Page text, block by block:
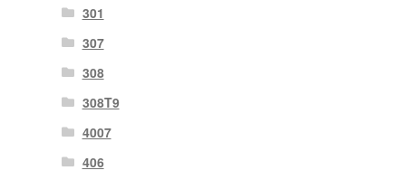
301
307
308
308T9
4007
406